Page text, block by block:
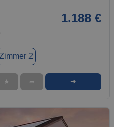
1.188 €
2
★ ➦ ➜